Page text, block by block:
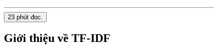
23 phút đọc.
Giới thiệu về TF-IDF